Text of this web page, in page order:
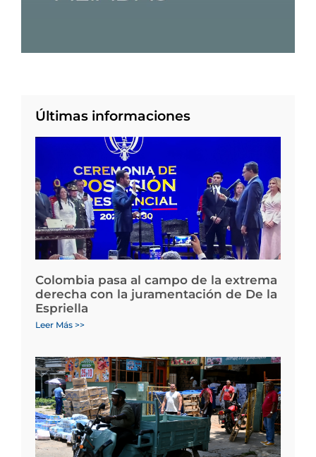
Últimas informaciones
Colombia pasa al campo de la extrema
derecha con la juramentación de De la
Espriella
Leer Más >>